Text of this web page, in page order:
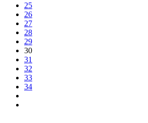
25
26
27
28
29
30
31
32
33
34